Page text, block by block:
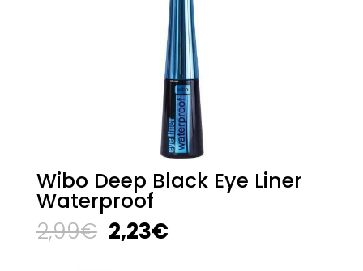
Wibo Deep Black Eye Liner
Waterproof
2,99€ El
precio
2,23€El